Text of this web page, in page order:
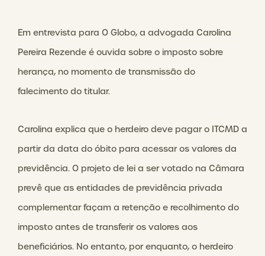
Em entrevista para O Globo, a advogada Carolina
Pereira Rezende é ouvida sobre o imposto sobre
herança, no momento de transmissão do
falecimento do titular.
Carolina explica que o herdeiro deve pagar o ITCMD a
partir da data do óbito para acessar os valores da
previdência. O projeto de lei a ser votado na Câmara
prevê que as entidades de previdência privada
complementar façam a retenção e recolhimento do
imposto antes de transferir os valores aos
beneficiários. No entanto, por enquanto, o herdeiro